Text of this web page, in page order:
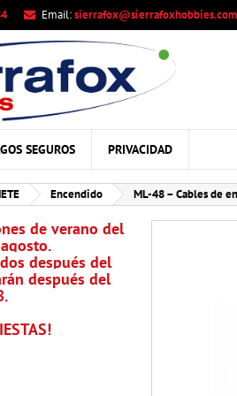
Email:sierrafox@sierrafoxhobbies.com
SEGUROS PRIVACIDAD
Encendido ML-48 – Cables de
de verano del
después del
después del